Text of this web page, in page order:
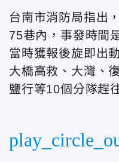
台南市消防局指出
75巷內，事發時間
當時獲報後旋即出
大橋高救、大灣、
鹽行等10個分隊趕